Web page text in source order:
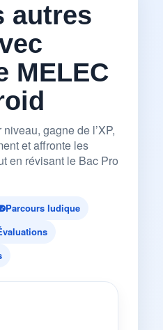
autres
MELEC
gagne de l’XP,
et affronte les
en révisant le Bac Pro
Parcours ludique